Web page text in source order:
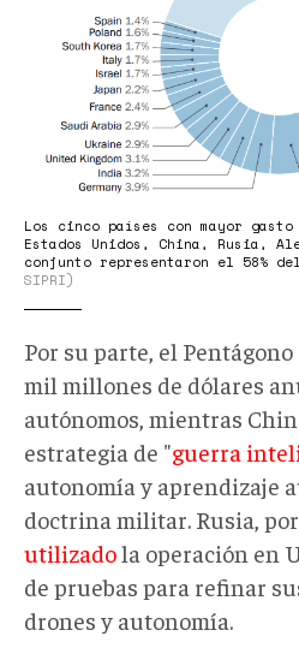
Los cinco países con mayor
Estados Unidos, China, Rusia,
conjunto representaron el 58%
SIPRI)
Por su parte, el Pentágono
mil millones de dólares
autónomos, mientras
estrategia de "guerra
autonomía y aprendizaje
doctrina militar. Rusia,
utilizadola operación en
de pruebas para refinar
drones y autonomía.